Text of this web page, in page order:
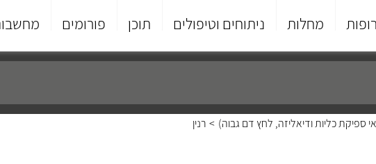
מחלות ניתוחים וטיפולים תוכן פורומים
ספיקת כליות ודיאליזה, לחץ דם גבוה) > רנין